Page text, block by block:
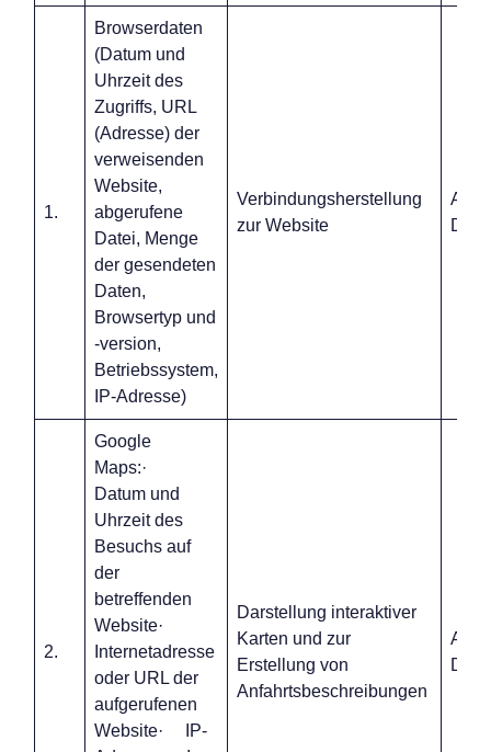
1.
Browserdaten
(Datum und
Uhrzeit des
Zugriffs, URL
(Adresse) der
verweisenden
Website,
abgerufene
Datei, Menge
der gesendeten
Daten,
Browsertyp und
-version,
Betriebssystem,
IP-Adresse)
Verbindungsherstellung
zur Website
Art.
2.
Google
Maps:·
Datum und
Uhrzeit des
Besuchs auf
der
betreffenden
Website·
Internetadresse
oder URL der
aufgerufenen
Website· IP-
Darstellung interaktiver
Karten und zur
Erstellung von
Anfahrtsbeschreibungen
Art.